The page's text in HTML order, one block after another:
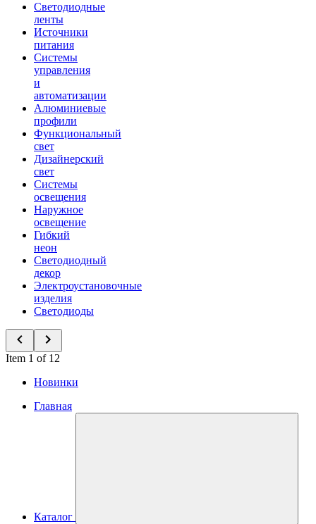
Светодиодные
ленты
Источники
питания
Системы
управления
и
автоматизации
Алюминиевые
профили
Функциональный
свет
Дизайнерский
свет
Системы
освещения
Наружное
освещение
Гибкий
неон
Светодиодный
декор
Электроустановочные
изделия
Светодиоды
Item 1 of 12
Новинки
Главная
Каталог